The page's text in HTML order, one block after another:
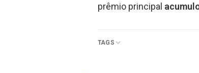
prêmio principal
TAGS